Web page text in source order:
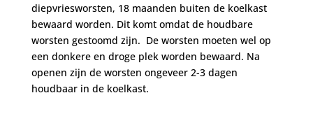
diepvriesworsten, 18 maanden buiten de koelkast
bewaard worden. Dit komt omdat de houdbare
worsten gestoomd zijn. De worsten moeten wel op
een donkere en droge plek worden bewaard. Na
openen zijn de worsten ongeveer 2-3 dagen
houdbaar in de koelkast.